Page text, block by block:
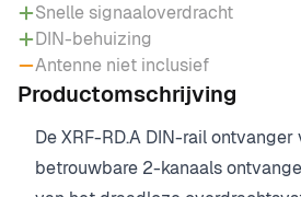
Snelle signaaloverdracht
DIN-behuizing
Antenne niet inclusief
Productomschrijving
De XRF-RD.A DIN-rail
betrouwbare 2-kanaals